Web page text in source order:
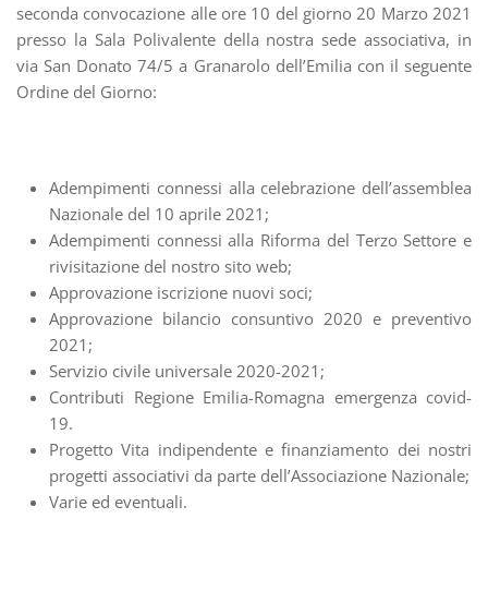
seconda convocazione alle ore 10 del giorno 20 Marzo 2021
presso la Sala Polivalente della nostra sede associativa, in
via San Donato 74/5 a Granarolo dell’Emilia con il seguente
Ordine del Giorno:
Adempimenti connessi alla celebrazione dell’assemblea
Nazionale del 10 aprile 2021;
Adempimenti connessi alla Riforma del Terzo Settore e
rivisitazione del nostro sito web;
Approvazione iscrizione nuovi soci;
Approvazione bilancio consuntivo 2020 e preventivo
2021;
Servizio civile universale 2020-2021;
Contributi Regione Emilia-Romagna emergenza covid-
19.
Progetto Vita indipendente e finanziamento dei nostri
progetti associativi da parte dell’Associazione Nazionale;
Varie ed eventuali.